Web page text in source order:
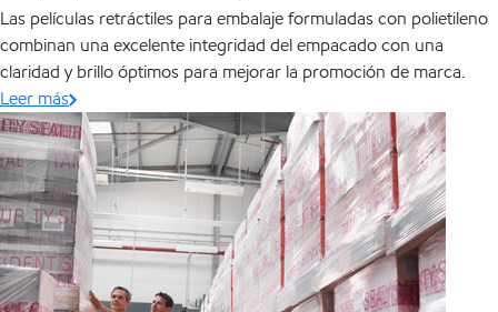
Las películas retráctiles para embalaje formuladas con polietileno
combinan una excelente integridad del empacado con una
claridad y brillo óptimos para mejorar la promoción de marca.
Leer más